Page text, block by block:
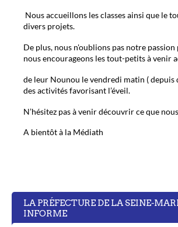
Nous accueillons les classes ainsi que le
divers projets.
De plus, nous n'oublions pas notre
nous encourageons les tout-petits à venir
de leur Nounou le vendredi matin ( depuis
des activités favorisant l’éveil.
N’hésitez pas à venir découvrir ce que
A bientôt à la Médiath
LA PRÉFECTURE DE LA SEINE-
INFORME